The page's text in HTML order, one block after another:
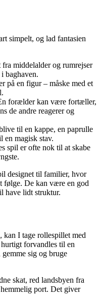
simpelt, og lad fantasien
middelalder og rumrejser
baghaven.
på en figur – måske med et
forælder kan være fortæller,
de andre reagerer og
til en kappe, en paprulle
en magisk stav.
spil er ofte nok til at skabe
designet til familier, hvor
følge. De kan være en god
have lidt struktur.
I tage rollespillet med
forvandles til en
sig og bruge
skat, red landsbyen fra
port. Det giver